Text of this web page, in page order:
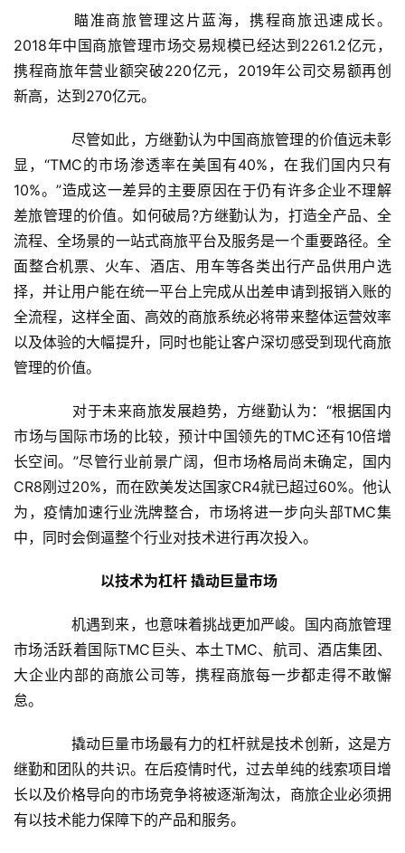
首
页
新
闻
资
讯
经
商
业
A
经
济
金
互
联
网
瞄准商旅管理这片蓝海，携程商旅迅速成长。
2018年中国商旅管理市场交易规模已经达到2261.2亿元，
携程商旅年营业额突破220亿元，2019年公司交易额再创
新高，达到270亿元。
尽管如此，方继勤认为中国商旅管理的价值远未彰
显，“TMC的市场渗透率在美国有40%，在我们国内只有
10%。”造成这一差异的主要原因在于仍有许多企业不理解
差旅管理的价值。如何破局?方继勤认为，打造全产品、全
流程、全场景的一站式商旅平台及服务是一个重要路径。全
面整合机票、火车、酒店、用车等各类出行产品供用户选
择，并让用户能在统一平台上完成从出差申请到报销入账的
全流程，这样全面、高效的商旅系统必将带来整体运营效率
以及体验的大幅提升，同时也能让客户深切感受到现代商旅
管理的价值。
对于未来商旅发展趋势，方继勤认为：“根据国内
市场与国际市场的比较，预计中国领先的TMC还有10倍增
长空间。”尽管行业前景广阔，但市场格局尚未确定，国内
CR8刚过20%，而在欧美发达国家CR4就已超过60%。他认
为，疫情加速行业洗牌整合，市场将进一步向头部TMC集
中，同时会倒逼整个行业对技术进行再次投入。
以技术为杠杆 撬动巨量市场
机遇到来，也意味着挑战更加严峻。国内商旅管理
市场活跃着国际TMC巨头、本土TMC、航司、酒店集团、
大企业内部的商旅公司等，携程商旅每一步都走得不敢懈
怠。
撬动巨量市场最有力的杠杆就是技术创新，这是方
继勤和团队的共识。在后疫情时代，过去单纯的线索项目增
长以及价格导向的市场竞争将被逐渐淘汰，商旅企业必须拥
有以技术能力保障下的产品和服务。